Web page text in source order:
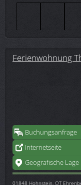
Ferienwohnung
Buchungsanfrage
Internetseite
Geografische Lage
01848 Hohnstein, OT